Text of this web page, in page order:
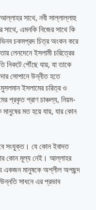
সাথে, নবী সাল্লাল্লাহু
এমনকি নিজের সাথে কি
চকমপ্রদ চিত্র অংকন করে
লেনদেনে ইসলামী চরিত্রের
নিকটে পৌঁছে যায়, যা তাকে
সোপানে উন্নীত হতে
ইসলামের চরিত্র ও
প্রকৃত প্রাণ চাঞ্চল্য, নিয়ম-
মানুষের মত হয়ে যায়, যার কোন
সংযুক্ত। যে কোন ইবাদত
কোন মূল্য নেই। আল্লাহর
একজন মানুষকে অশ্লীল অপছন্দ
সাধনে এর প্রভাব